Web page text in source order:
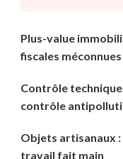
Plus-value
fiscales méconnues
Contrôle
contrôle
Objets artisanaux :
travail fait main